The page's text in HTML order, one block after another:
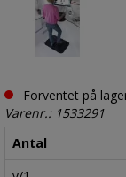
Forventet på
Varenr.: 1533291
Antal